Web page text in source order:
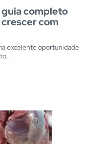
completo
com
excelente oportunidade